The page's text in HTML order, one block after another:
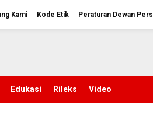
Kami Kode Etik Peraturan Dewan Pers
Edukasi Rileks Video